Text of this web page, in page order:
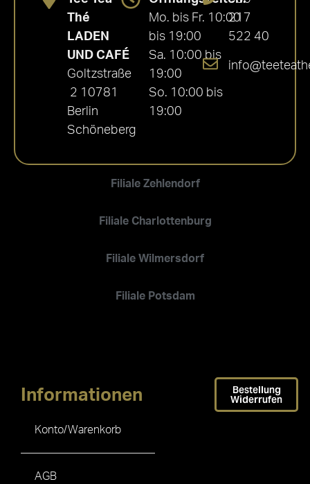
Filiale Zehlendorf
Filiale Charlottenburg
Filiale Wilmersdorf
Filiale Potsdam
Thé
LADEN
UND CAFÉ
Goltzstraße
2 10781
Berlin
Schöneberg
Mo. bis Fr. 10:00
bis 19:00
Sa. 10:00 bis
19:00
So. 10:00 bis
19:00
217
522 40
Informationen
Konto/Warenkorb
AGB
Bestellung
Widerrufen